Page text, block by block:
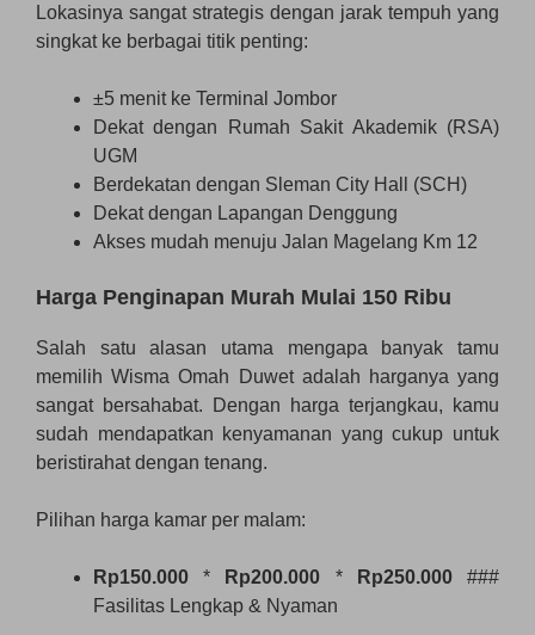
Lokasinya sangat strategis dengan jarak tempuh yang
singkat ke berbagai titik penting:
±5 menit ke Terminal Jombor
Dekat dengan Rumah Sakit Akademik (RSA)
UGM
Berdekatan dengan Sleman City Hall (SCH)
Dekat dengan Lapangan Denggung
Akses mudah menuju Jalan Magelang Km 12
Harga Penginapan Murah Mulai 150 Ribu
Salah satu alasan utama mengapa banyak tamu
memilih Wisma Omah Duwet adalah harganya yang
sangat bersahabat. Dengan harga terjangkau, kamu
sudah mendapatkan kenyamanan yang cukup untuk
beristirahat dengan tenang.
Pilihan harga kamar per malam:
Rp150.000 * Rp200.000 * Rp250.000###
Fasilitas Lengkap & Nyaman